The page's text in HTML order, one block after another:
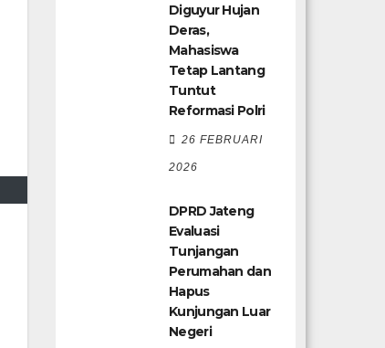
Diguyur Hujan
Deras,
Mahasiswa
Tetap Lantang
Tuntut
Reformasi Polri
26 FEBRUARI
2026
DPRD Jateng
Evaluasi
Tunjangan
Perumahan dan
Hapus
Kunjungan Luar
Negeri